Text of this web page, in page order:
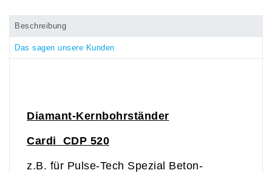
Beschreibung
Das sagen unsere Kunden
Diamant-Kernbohrständer
Cardi CDP 520
z.B. für Pulse-Tech Spezial Beton-